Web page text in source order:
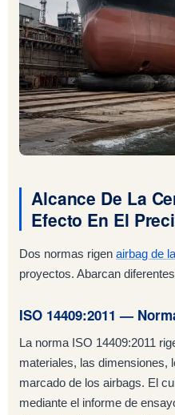
Alcance De La
Efecto En El
Dos normas rigen airbag de
proyectos. Abarcan
ISO 14409:2011 —
La norma ISO 14409:2011
materiales, las dimensiones,
marcado de los airbags. El
mediante el informe de